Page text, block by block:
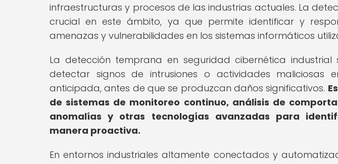
infraestructuras y procesos de las industrias actuales. La
crucial en este ámbito, ya que permite identificar y
amenazas y vulnerabilidades en los sistemas informáticos
La detección temprana en seguridad cibernética
detectar signos de intrusiones o actividades
anticipada, antes de que se produzcan daños significativos.
de sistemas de monitoreo continuo, análisis de
anomalías y otras tecnologías avanzadas para
manera proactiva.
En entornos industriales altamente conectados y